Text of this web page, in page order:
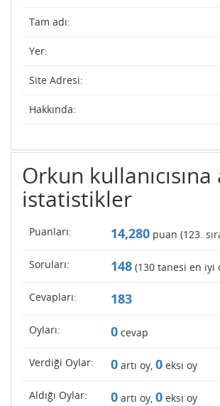
Tam adı:
Yer:
Site Adresi:
Hakkında:
Orkun
istatistikler
Puanları: 14,280 puan (123.
Soruları: 148 (130 tanesi en iyi
Cevapları: 183
Oyları: 0 cevap
Verdiği Oylar: 0 artı oy, 0 eksi oy
Aldığı Oylar: 0 artı oy, 0 eksi oy